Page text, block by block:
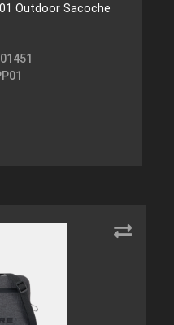
Outdoor Sacoche